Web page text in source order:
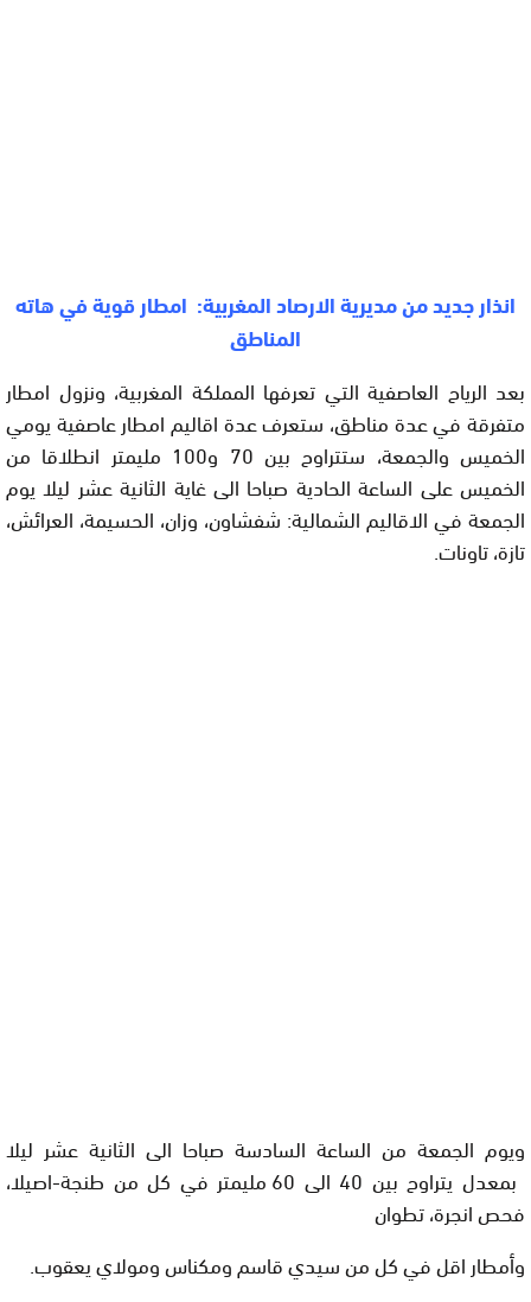
انذار جديد من مديرية الارصاد المغربية: امطار قوية في هاته
المناطق
بعد الرياح العاصفية التي تعرفها المملكة المغربية، ونزول امطار
متفرقة في عدة مناطق، ستعرف عدة اقاليم امطار عاصفية يومي
الخميس والجمعة، ستتراوح بين 70 و100 مليمتر انطلاقا من
الخميس على الساعة الحادية صباحا الى غاية الثانية عشر ليلا يوم
الجمعة في الاقاليم الشمالية: شفشاون، وزان، الحسيمة، العرائش،
تازة، تاونات.
ويوم الجمعة من الساعة السادسة صباحا الى الثانية عشر ليلا
بمعدل يتراوح بين 40 الى 60 مليمتر في كل من طنجة-اصيلا،
فحص انجرة، تطوان
وأمطار اقل في كل من سيدي قاسم ومكناس ومولاي يعقوب.